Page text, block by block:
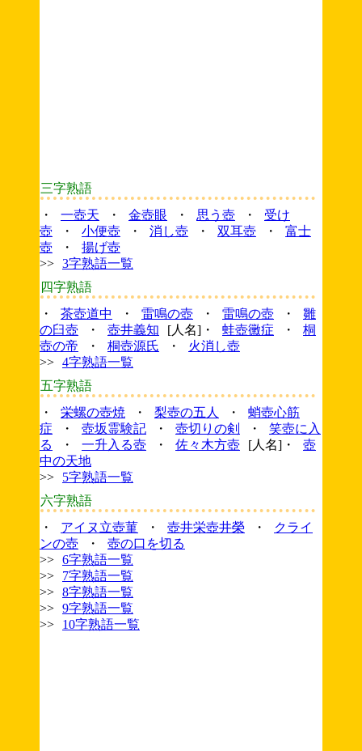
三字熟語
・
一壺天 ・ 金壺眼 ・ 思う壺 ・
受け
壺
・ 小便壺 ・ 消し壺 ・ 双耳壺 ・
富士
壺
・
揚げ壺
>> 3字熟語一覧
四字熟語
・
茶壺道中 ・ 雷鳴の壺 ・ 雷鳴の壺 ・
雛
の臼壺
・ 壺井義知 [人名]・ 蛙壺黴症 ・
桐
壺の帝
・ 桐壺源氏 ・
火消し壺
>> 4字熟語一覧
五字熟語
・
栄螺の壺焼 ・ 梨壺の五人 ・
蛸壺心筋
症
・ 壺坂霊験記 ・ 壺切りの剣 ・
笑壺に入
る
・ 一升入る壺 ・ 佐々木方壺 [人名]・
壺
中の天地
>>
5字熟語一覧
六字熟語
・
アイヌ立壺菫 ・ 壺井栄壺井榮 ・
クライ
ンの壺
・
壺の口を切る
>> 6字熟語一覧
>>
7字熟語一覧
>> 8字熟語一覧
>> 9字熟語一覧
>>
10字熟語一覧